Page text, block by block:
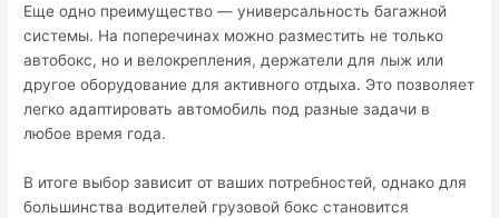
Еще одно преимущество — универсальность багажной
системы. На поперечинах можно разместить не только
автобокс, но и велокрепления, держатели для лыж или
другое оборудование для активного отдыха. Это позволяет
легко адаптировать автомобиль под разные задачи в
любое время года.
В итоге выбор зависит от ваших потребностей, однако для
большинства водителей грузовой бокс становится